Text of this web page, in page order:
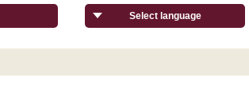
Select language